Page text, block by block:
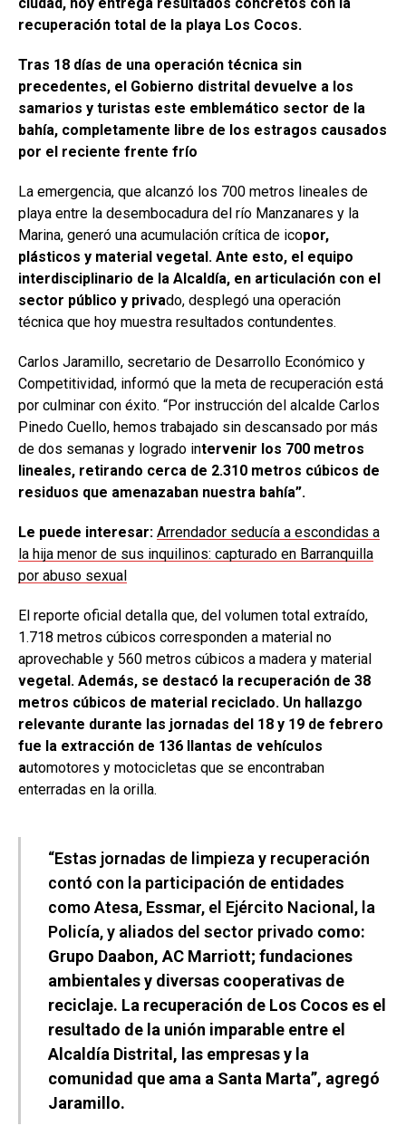
recuperación total de la playa Los Cocos.
Tras 18 días de una operación técnica sin
precedentes, el Gobierno distrital devuelve a los
samarios y turistas este emblemático sector de la
bahía, completamente libre de los estragos causados
por el reciente frente frío
La emergencia, que alcanzó los 700 metros lineales de
playa entre la desembocadura del río Manzanares y la
Marina, generó una acumulación crítica de icopor,
plásticos y material vegetal. Ante esto, el equipo
interdisciplinario de la Alcaldía, en articulación con el
sector público y privado, desplegó una operación
técnica que hoy muestra resultados contundentes.
Carlos Jaramillo, secretario de Desarrollo Económico y
Competitividad, informó que la meta de recuperación está
por culminar con éxito. “Por instrucción del alcalde Carlos
Pinedo Cuello, hemos trabajado sin descansado por más
de dos semanas y logrado intervenir los 700 metros
lineales, retirando cerca de 2.310 metros cúbicos de
residuos que amenazaban nuestra bahía”.
Le puede interesar: Arrendador seducía a escondidas a
la hija menor de sus inquilinos: capturado en Barranquilla
por abuso sexual
El reporte oficial detalla que, del volumen total extraído,
1.718 metros cúbicos corresponden a material no
aprovechable y 560 metros cúbicos a madera y material
vegetal. Además, se destacó la recuperación de 38
metros cúbicos de material reciclado. Un hallazgo
relevante durante las jornadas del 18 y 19 de febrero
fue la extracción de 136 llantas de vehículos
automotores y motocicletas que se encontraban
enterradas en la orilla.
“Estas jornadas de limpieza y recuperación
contó con la participación de entidades
como Atesa, Essmar, el Ejército Nacional, la
Policía, y aliados del sector privado como:
Grupo Daabon, AC Marriott; fundaciones
ambientales y diversas cooperativas de
reciclaje. La recuperación de Los Cocos es el
resultado de la unión imparable entre el
Alcaldía Distrital, las empresas y la
comunidad que ama a Santa Marta”, agregó
Jaramillo.